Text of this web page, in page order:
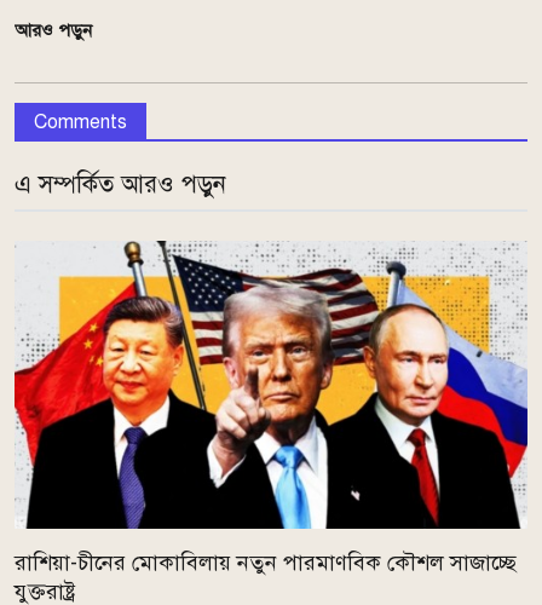
আরও পড়ুন
Comments
এ সম্পর্কিত আরও পড়ুন
রাশিয়া-চীনের মোকাবিলায় নতুন পারমাণবিক কৌশল সাজাচ্ছে
যুক্তরাষ্ট্র